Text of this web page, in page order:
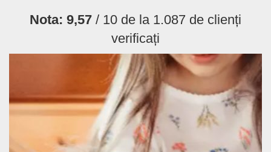
Nota: 9,57 / 10 de la 1.087 de clienți
verificați